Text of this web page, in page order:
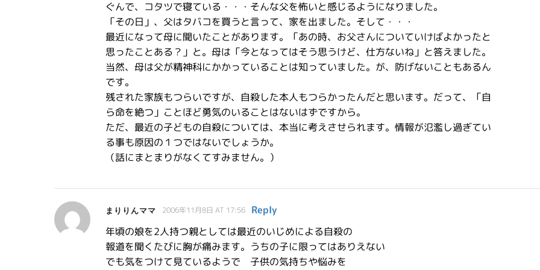
ぐんで、コタツで寝ている・・・そんな父を怖いと感じるようになりました。
「その日」、父はタバコを買うと言って、家を出ました。そして・・・
最近になって母に聞いたことがあります。「あの時、お父さんについていけばよかったと
思ったことある？」と。母は「今となってはそう思うけど、仕方ないね」と答えました。
当然、母は父が精神科にかかっていることは知っていました。が、防げないこともあるん
です。
残された家族もつらいですが、自殺した本人もつらかったんだと思います。だって、「自
ら命を絶つ」ことほど勇気のいることはないはずですから。
ただ、最近の子どもの自殺については、本当に考えさせられます。情報が氾濫し過ぎてい
る事も原因の１つではないでしょうか。
（話にまとまりがなくてすみません。）
まりりんママ 2006年11月8日 AT 17:56
Reply
年頃の娘を2人持つ親としては最近のいじめによる自殺の
報道を聞くたびに胸が痛みます。うちの子に限ってはありえない
でも気をつけて見ているようで 子供の気持ちや悩みを